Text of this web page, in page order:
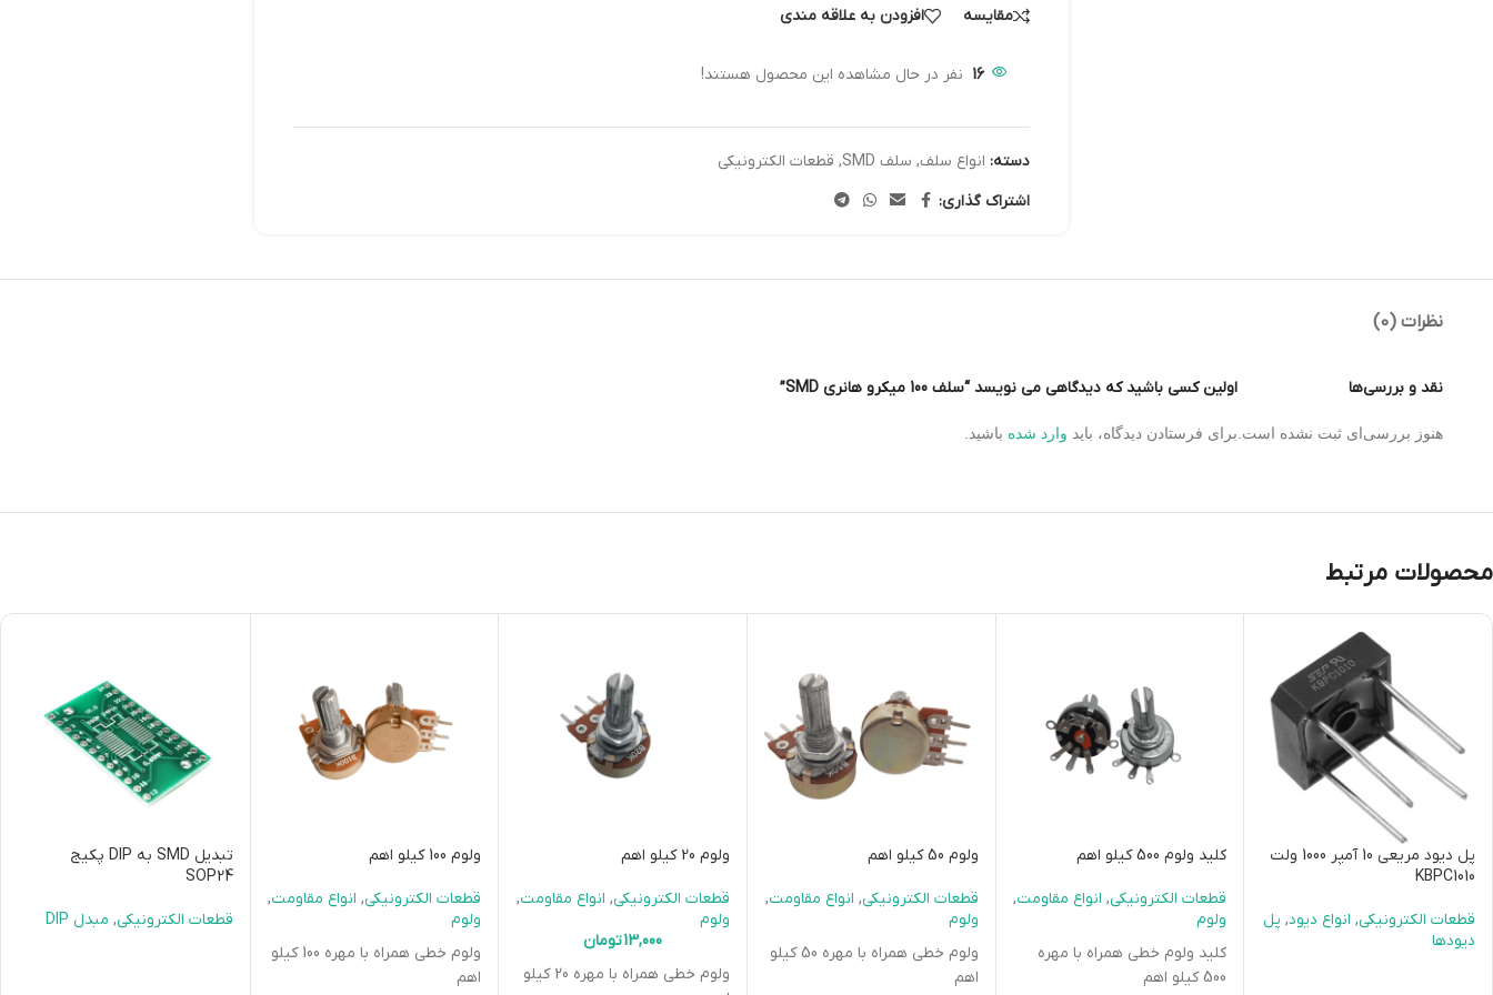
ماژول های تغذیه – ولتاژ –
ماژول های ذخیره داده
ماژول های شتاب سنج و
ژیروسکوپ
ماژول های مبدل
ماژول های مولد پالس
مقایسه افزودن به علاقه مندی
16 نفر در حال مشاهده این محصول هستند!
دسته: انواع سلف, سلف SMD , قطعات الکترونیکی
اشتراک گذاری:
نظرات (0)
نقد و بررسی‌ها
هنوز بررسی‌ای ثبت نشده است.
اولین کسی باشید که دیدگاهی می نویسد “سلف 100 میکرو هانری SMD”
برای فرستادن دیدگاه، باید وارد شده باشید.
محصولات مرتبط
پل دیود مریعی 10 آمپر 1000 ولت
KBPC1010
قطعات الکترونیکی, انواع دیود, پل
دیودها
کلید ولوم 500 کیلو اهم
قطعات الکترونیکی, انواع مقاومت,
ولوم
کلید ولوم خطی همراه با مهره
500 کیلو اهم
ولوم 50 کیلو اهم
قطعات الکترونیکی, انواع مقاومت,
ولوم
ولوم خطی همراه با مهره 50 کیلو
اهم
ولوم 20 کیلو اهم
قطعات الکترونیکی, انواع مقاومت,
ولوم
13,000تومان
ولوم خطی همراه با مهره 20 کیلو
ولوم 100 کیلو اهم
قطعات الکترونیکی, انواع مقاومت,
ولوم
ولوم خطی همراه با مهره 100 کیلو
اهم
تبدیل SMD به DIP پکیج
SOP24
قطعات الکترونیکی, مبدل DIP